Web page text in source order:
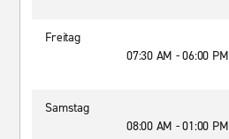
Freitag
07:30 AM - 06:00 PM
Samstag
08:00 AM - 01:00 PM